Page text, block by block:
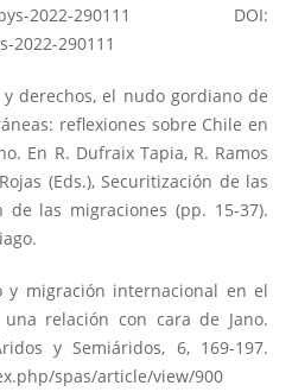
2022-290111
DOI:
2022-290111
y derechos, el nudo gordiano de
reflexiones sobre Chile en
En R. Dufraix Tapia, R. Ramos
(Eds.), Securitización de las
las migraciones (pp. 15-37).
y migración internacional en el
relación con cara de Jano.
y Semiáridos, 6, 169-197.
spas/article/view/900